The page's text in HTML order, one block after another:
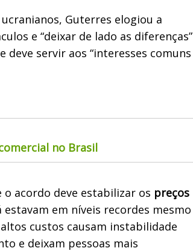
Guterres elogiou a
e “deixar de lado as diferenças”
deve servir aos “interesses comuns
no Brasil
o acordo deve estabilizar os preços
estavam em níveis recordes mesmo
custos causam instabilidade
e deixam pessoas mais